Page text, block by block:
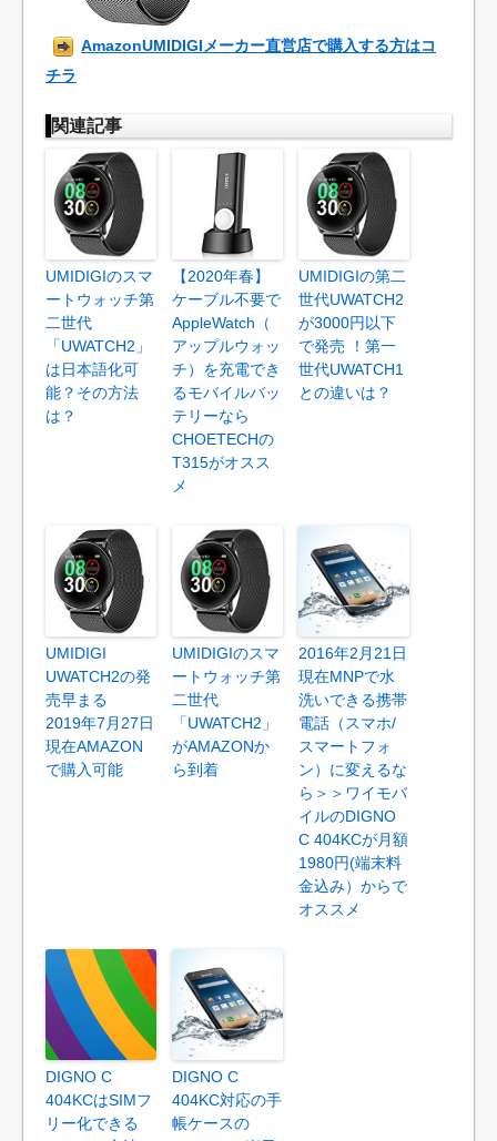
AmazonUMIDIGIメーカー直営店で購入する方はコ
チラ
関連記事
UMIDIGIのスマ
ートウォッチ第
二世代
「UWATCH2」
は日本語化可
能？その方法
は？
【2020年春】
ケーブル不要で
AppleWatch（
アップルウォッ
チ）を充電でき
るモバイルバッ
テリーなら
CHOETECHの
T315がオスス
メ
UMIDIGIの第二
世代UWATCH2
が3000円以下
で発売 ！第一
世代UWATCH1
との違いは？
UMIDIGI
UWATCH2の発
売早まる
2019年7月27日
現在AMAZON
で購入可能
UMIDIGIのスマ
ートウォッチ第
二世代
「UWATCH2」
がAMAZONか
ら到着
2016年2月21日
現在MNPで水
洗いできる携帯
電話（スマホ/
スマートフォ
ン）に変えるな
ら＞＞ワイモバ
イルのDIGNO
C 404KCが月額
1980円(端末料
金込み）からで
オススメ
DIGNO C
404KCはSIMフ
リー化できる
DIGNO C
404KC対応の手
帳ケースの